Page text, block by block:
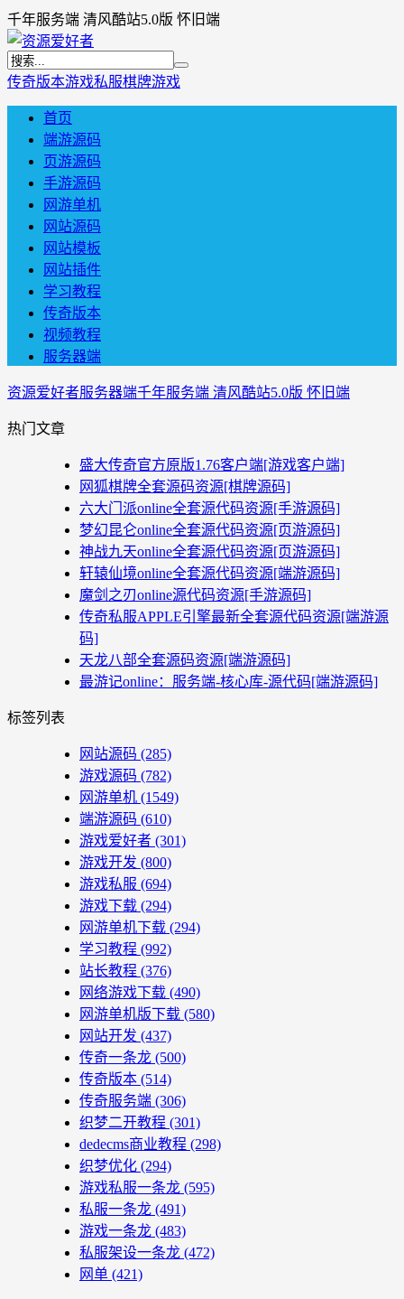
千年服务端 清风酷站5.0版 怀旧端
传奇版本游戏私服棋牌游戏
首页
端游源码
页游源码
手游源码
网游单机
网站源码
网站模板
网站插件
学习教程
传奇版本
视频教程
服务器端
资源爱好者服务器端千年服务端 清风酷站5.0版 怀旧端
热门文章
盛大传奇官方原版1.76客户端[游戏客户端]
网狐棋牌全套源码资源[棋牌源码]
六大门派online全套源代码资源[手游源码]
梦幻昆仑online全套源代码资源[页游源码]
神战九天online全套源代码资源[页游源码]
轩辕仙境online全套源代码资源[端游源码]
魔剑之刃online源代码资源[手游源码]
传奇私服APPLE引擎最新全套源代码资源[端游源
码]
天龙八部全套源码资源[端游源码]
最游记online：服务端-核心库-源代码[端游源码]
标签列表
网站源码 (285)
游戏源码 (782)
网游单机 (1549)
端游源码 (610)
游戏爱好者 (301)
游戏开发 (800)
游戏私服 (694)
游戏下载 (294)
网游单机下载 (294)
学习教程 (992)
站长教程 (376)
网络游戏下载 (490)
网游单机版下载 (580)
网站开发 (437)
传奇一条龙 (500)
传奇版本 (514)
传奇服务端 (306)
织梦二开教程 (301)
dedecms商业教程 (298)
织梦优化 (294)
游戏私服一条龙 (595)
私服一条龙 (491)
游戏一条龙 (483)
私服架设一条龙 (472)
网单 (421)